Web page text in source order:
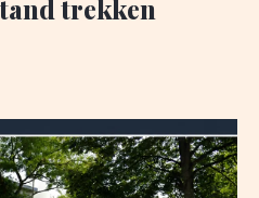
trekken